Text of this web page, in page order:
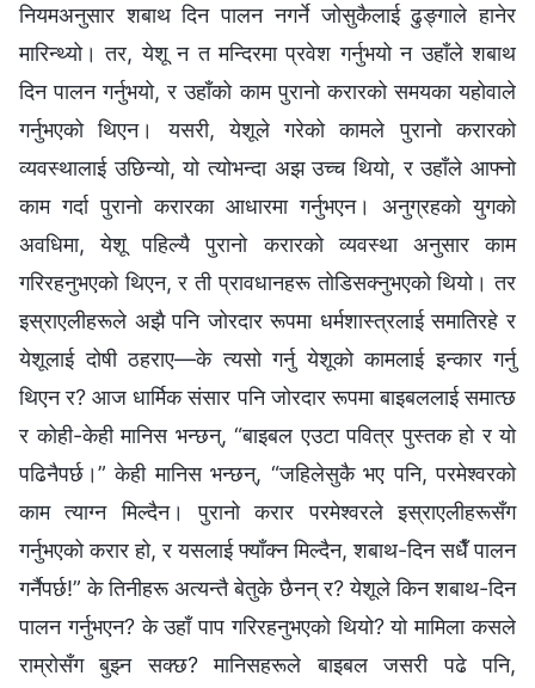
नियमअनुसार शबाथ दिन पालन नगर्ने जोसुकैलाई ढुङ्गाले हानेर
मारिन्थ्यो। तर, येशू न त मन्दिरमा प्रवेश गर्नुभयो न उहाँले शबाथ
दिन पालन गर्नुभयो, र उहाँको काम पुरानो करारको समयका यहोवाले
गर्नुभएको थिएन। यसरी, येशूले गरेको कामले पुरानो करारको
व्यवस्थालाई उछिन्यो, यो त्योभन्दा अझ उच्च थियो, र उहाँले आफ्नो
काम गर्दा पुरानो करारका आधारमा गर्नुभएन। अनुग्रहको युगको
अवधिमा, येशू पहिल्यै पुरानो करारको व्यवस्था अनुसार काम
गरिरहनुभएको थिएन, र ती प्रावधानहरू तोडिसक्नुभएको थियो। तर
इस्राएलीहरूले अझै पनि जोरदार रूपमा धर्मशास्त्रलाई समातिरहे र
येशूलाई दोषी ठहराए—के त्यसो गर्नु येशूको कामलाई इन्कार गर्नु
थिएन र? आज धार्मिक संसार पनि जोरदार रूपमा बाइबललाई समात्छ
र कोही-केही मानिस भन्छन्‌, “बाइबल एउटा पवित्र पुस्तक हो र यो
पढिनैपर्छ।” केही मानिस भन्छन्, “जहिलेसुकै भए पनि, परमेश्‍वरको
काम त्याग्न मिल्दैन। पुरानो करार परमेश्‍वरले इस्राएलीहरूसँग
गर्नुभएको करार हो, र यसलाई फ्याँक्न मिल्दैन, शबाथ-दिन सधैँ पालन
गर्नैपर्छ!” के तिनीहरू अत्यन्तै बेतुके छैनन् र? येशूले किन शबाथ-दिन
पालन गर्नुभएन? के उहाँ पाप गरिरहनुभएको थियो? यो मामिला कसले
राम्रोसँग बुझ्न सक्छ? मानिसहरूले बाइबल जसरी पढे पनि,